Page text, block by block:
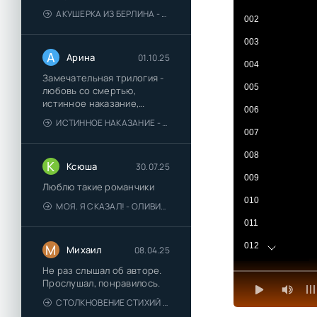
АКУШЕРКА ИЗ БЕРЛИНА - АННА СТЮАРТ
А Арина 01.10.25
Замечательная трилогия -
любовь со смертью,
истинное наказание,
любимая для монстра -
понравились
ИСТИННОЕ НАКАЗАНИЕ - ОЛЬГА ГУСЕЙНОВА
К Ксюша 30.07.25
Люблю такие романчики
МОЯ. Я СКАЗАЛ! - ОЛИВИЯ ЛЕЙК
М Михаил 08.04.25
Не раз слышал об авторе.
Прослушал, понравилось.
СТОЛКНОВЕНИЕ СТИХИЙ - ВАЛЕРИЙ ГУМИНСКИЙ
002
003
004
005
006
007
008
009
010
011
012
013
014